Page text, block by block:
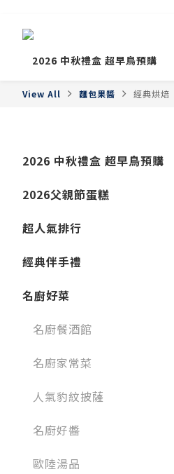
2026 中秋禮盒 超早鳥預購
View All 麵包果醬 經典烘焙
2026 中秋禮盒 超早鳥預購
2026父親節蛋糕
超人氣排行
經典伴手禮
名廚好菜
名廚餐酒館
名廚家常菜
人氣豹紋披薩
名廚好醬
歐陸湯品